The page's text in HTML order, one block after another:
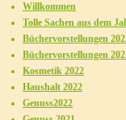
Willkommen
Tolle Sachen aus dem
Büchervorstellungen
Büchervorstellungen
Kosmetik 2022
Haushalt 2022
Genuss2022